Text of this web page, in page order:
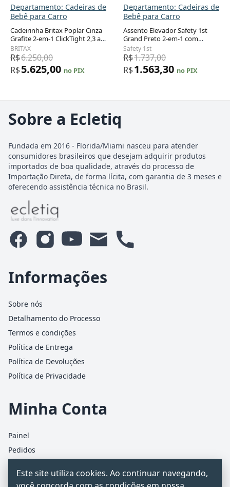
Departamento: Cadeiras de
Bebê para Carro
Cadeirinha Britax Poplar Cinza
Grafite 2-em-1 ClickTight 2,3 a
29,5 kg
BRITAX
R$6.250,00
R$5.625,00 no PIX
Departamento: Cadeiras de
Bebê para Carro
Assento Elevador Safety 1st
Grand Preto 2-em-1 com
Encosto 18 a 45 kg
Safety 1st
R$1.737,00
R$1.563,30 no PIX
Sobre a Ecletiq
Fundada em 2016 - Florida/Miami nasceu para atender
consumidores brasileiros que desejam adquirir produtos
importados de boa qualidade, através do processo de
Importação Direta, de forma lícita, com garantia de 3 meses e
oferecendo assistência técnica no Brasil.
Informações
Sobre nós
Detalhamento do Processo
Termos e condições
Política de Entrega
Política de Devoluções
Política de Privacidade
Minha Conta
Painel
Pedidos
Carrinho
Este site utiliza cookies. Ao continuar navegando,